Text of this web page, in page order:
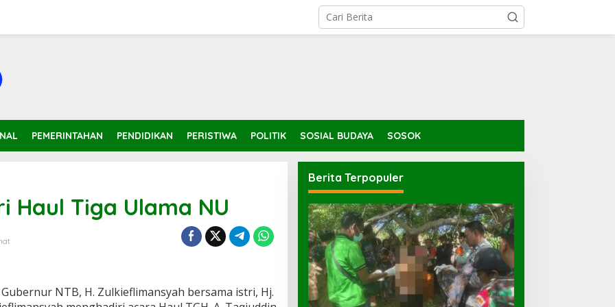
PEMERINTAHAN PENDIDIKAN PERISTIWA POLITIK SOSIAL BUDAYA SOSOK
Haul Tiga Ulama NU
Gubernur NTB, H. Zulkieflimansyah bersama istri, Hj.
Berita Terpopuler